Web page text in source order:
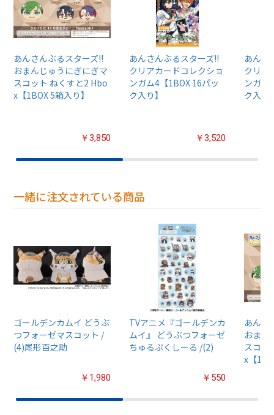
あんさんぶるスターズ!!
おまんじゅうにぎにぎマ
スコット ねくすと2 Hbo
x【1BOX 5箱入り】
￥3,850
あんさんぶるスターズ!!
クリアカードコレクショ
ンガム4【1BOX 16パッ
ク入り】
￥3,520
あんさ
クリア
ンガム
ク入り
一緒に注文されている商品
ゴールデンカムイ どうぶ
つフォーゼマスコット /
(4)尾形百之助
￥1,980
TVアニメ『ゴールデンカ
ムイ』 どうぶつフォーゼ
ちゅるぷくしーる /(2)
￥550
あんさ
おまん
スコッ
x【